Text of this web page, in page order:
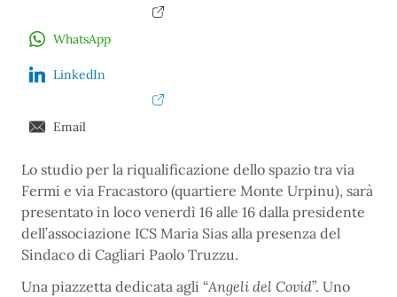
WhatsApp
LinkedIn
Email
Lo studio per la riqualificazione dello spazio tra via
Fermi e via Fracastoro (quartiere Monte Urpinu), sarà
presentato in loco venerdì 16 alle 16 dalla presidente
dell’associazione ICS Maria Sias alla presenza del
Sindaco di Cagliari Paolo Truzzu.
Una piazzetta dedicata agli “Angeli del Covid”. Uno